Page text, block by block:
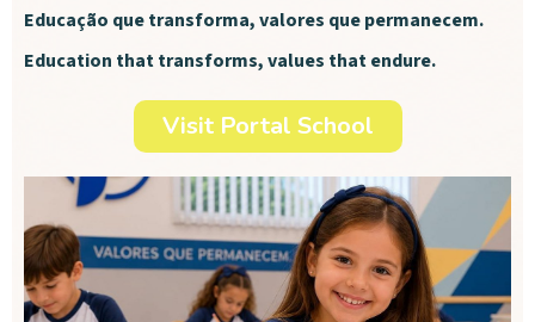
Educação que transforma, valores que permanecem.
Education that transforms, values that endure.
Visit Portal School